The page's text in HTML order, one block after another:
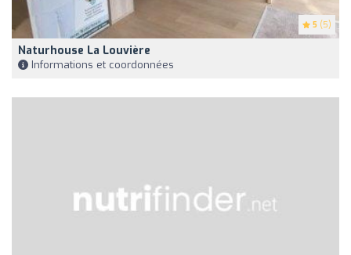
5 (5)
Naturhouse La Louvière
Informations et coordonnées